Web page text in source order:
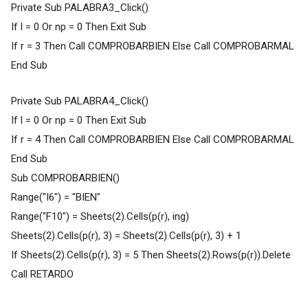
Private Sub PALABRA3_Click()
If l = 0 Or np = 0 Then Exit Sub
If r = 3 Then Call COMPROBARBIEN Else Call COMPROBARMAL
End Sub
Private Sub PALABRA4_Click()
If l = 0 Or np = 0 Then Exit Sub
If r = 4 Then Call COMPROBARBIEN Else Call COMPROBARMAL
End Sub
Sub COMPROBARBIEN()
Range("I6") = "BIEN"
Range("F10") = Sheets(2).Cells(p(r), ing)
Sheets(2).Cells(p(r), 3) = Sheets(2).Cells(p(r), 3) + 1
If Sheets(2).Cells(p(r), 3) = 5 Then Sheets(2).Rows(p(r)).Delete
Call RETARDO